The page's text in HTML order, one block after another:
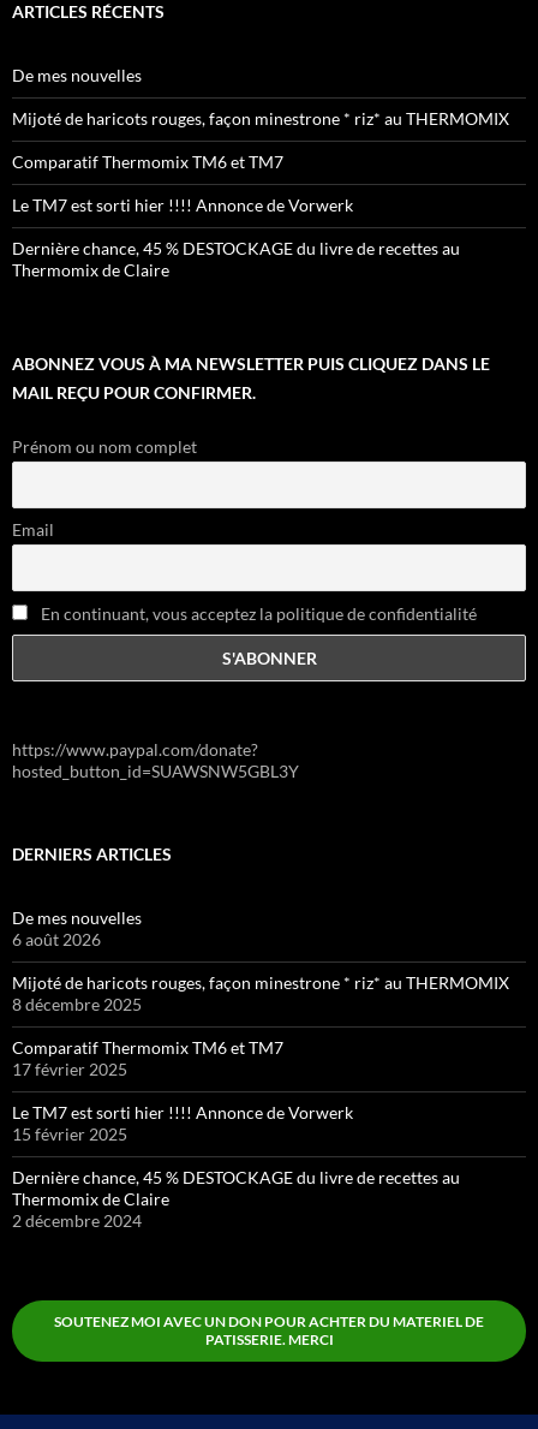
ARTICLES RÉCENTS
De mes nouvelles
Mijoté de haricots rouges, façon minestrone * riz* au THERMOMIX
Comparatif Thermomix TM6 et TM7
Le TM7 est sorti hier !!!! Annonce de Vorwerk
Dernière chance, 45 % DESTOCKAGE du livre de recettes au
Thermomix de Claire
ABONNEZ VOUS À MA NEWSLETTER PUIS CLIQUEZ DANS LE
MAIL REÇU POUR CONFIRMER.
Prénom ou nom complet
Email
En continuant, vous acceptez la politique de confidentialité
https://www.paypal.com/donate?
hosted_button_id=SUAWSNW5GBL3Y
DERNIERS ARTICLES
De mes nouvelles
6 août 2026
Mijoté de haricots rouges, façon minestrone * riz* au THERMOMIX
8 décembre 2025
Comparatif Thermomix TM6 et TM7
17 février 2025
Le TM7 est sorti hier !!!! Annonce de Vorwerk
15 février 2025
Dernière chance, 45 % DESTOCKAGE du livre de recettes au
Thermomix de Claire
2 décembre 2024
SOUTENEZ MOI AVEC UN DON POUR ACHTER DU MATERIEL DE
PATISSERIE. MERCI